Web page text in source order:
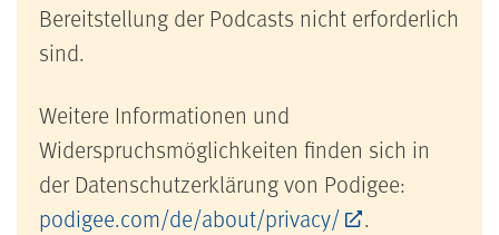
Bereitstellung der Podcasts nicht erforderlich
sind.
Weitere Informationen und
Widerspruchsmöglichkeiten finden sich in
der Datenschutzerklärung von Podigee:
podigee.com/de/about/privacy/
.